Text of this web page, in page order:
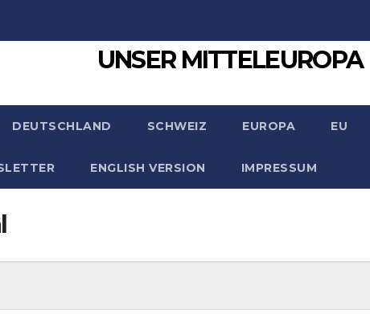
UNSER MITTELEUROPA
DEUTSCHLAND SCHWEIZ EUROPA EU
ENGLISH VERSION IMPRESSUM